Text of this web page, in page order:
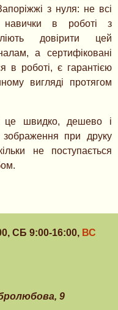
з нуля: не всі
навички в роботі з
довірити цей
а сертифіковані
в роботі, є гарантією
вигляді протягом
це швидко, дешево і
зображення при друку
не поступається
СБ 9:00-16:00, ВС
9